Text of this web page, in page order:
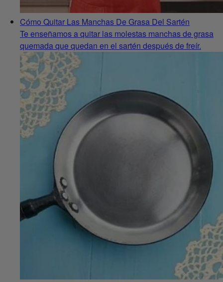
Cómo Quitar Las Manchas De Grasa Del Sartén
Te enseñamos a quitar las molestas manchas de grasa
quemada que quedan en el sartén después de freír.